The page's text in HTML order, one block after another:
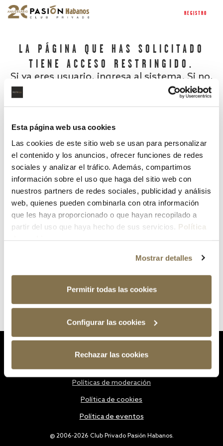
Esta página web usa cookies
Las cookies de este sitio web se usan para personalizar
el contenido y los anuncios, ofrecer funciones de redes
sociales y analizar el tráfico. Además, compartimos
información sobre el uso que haga del sitio web con
nuestros partners de redes sociales, publicidad y análisis
web, quienes pueden combinarla con otra información
que les haya proporcionado o que hayan recopilado a
partir del uso que haya hecho de sus servicios. Política
Mostrar detalles
Permitir todas las cookies
Configurar las cookies
Rechazar las cookies
REGISTRO
LA PÁGINA QUE HAS SOLICITADO
TIENE ACCESO RESTRINGIDO.
Si ya eres usuario, ingresa al sistema. Si no,
¿Has olvidado tu contraseña?
@ 2006-2026 Club Privado Pasión Habanos.
Políticas de moderación
Política de cookies
Política de eventos